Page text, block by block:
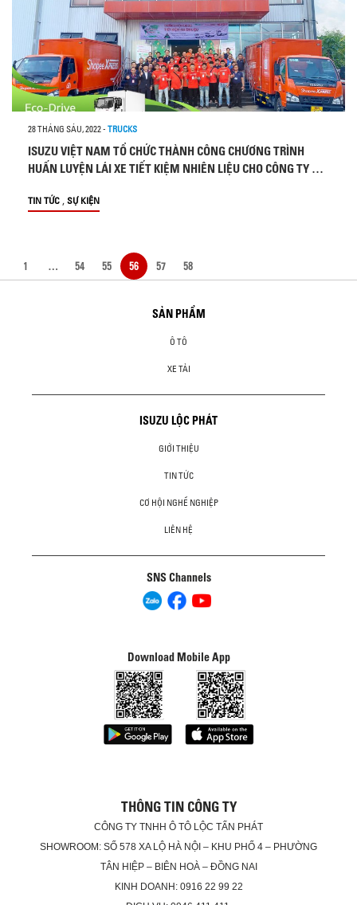
28 THÁNG SÁU, 2022- TRUCKS
ISUZU VIỆT NAM TỔ CHỨC THÀNH CÔNG CHƯƠNG TRÌNH
HUẤN LUYỆN LÁI XE TIẾT KIỆM NHIÊN LIỆU CHO CÔNG TY CỔ
TIN TỨC , SỰ KIỆN
1 … 54 55 56 57 58
SẢN PHẨM
Ô TÔ
XE TẢI
ISUZU LỘC PHÁT
GIỚI THIỆU
TIN TỨC
CƠ HỘI NGHỀ NGHIỆP
LIÊN HỆ
SNS Channels
Download Mobile App
THÔNG TIN CÔNG TY
CÔNG TY TNHH Ô TÔ LỘC TẤN PHÁT
SHOWROOM: SỐ 578 XA LỘ HÀ NỘI – KHU PHỐ 4 – PHƯỜNG
TÂN HIỆP – BIÊN HOÀ – ĐỒNG NAI
KINH DOANH: 0916 22 99 22